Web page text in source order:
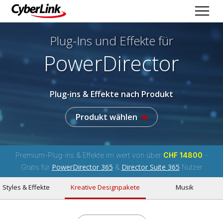
Plug-Ins und Effekte für
PowerDirector
Plug-ins & Effekte nach Produkt
Produkt wählen
Premium-Plug-ins & Effekte im wert von über CHF 14800 -
Gratis für PowerDirector 365 & Director Suite 365 Nutzer
Styles & Effekte Kreative Designpakete Musik